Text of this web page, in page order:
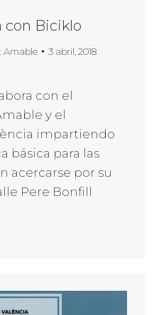
con Biciklo
Amable 3 abril, 2018
con el
y el
impartiendo
básica para las
acercarse por su
Pere Bonfill